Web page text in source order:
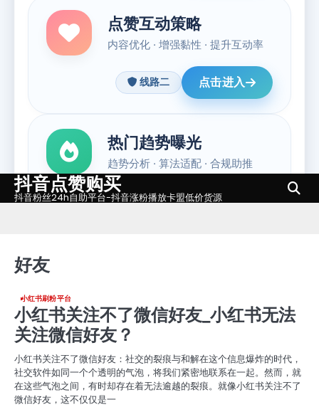
Skip抖音点赞购买
抖音粉丝24h自助平台-抖音涨粉播放卡盟低价货源
好友
小红书刷粉平台
小红书关注不了微信好友_小红书无法
关注微信好友？
小红书关注不了微信好友：社交的裂痕与和解在这个信息爆炸的时代，
社交软件如同一个个透明的气泡，将我们紧密地联系在一起。然而，就
在这些气泡之间，有时却存在着无法逾越的裂痕。就像小红书关注不了
微信好友，这不仅仅是一